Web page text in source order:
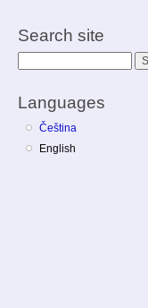
Search site
Languages
Čeština
English